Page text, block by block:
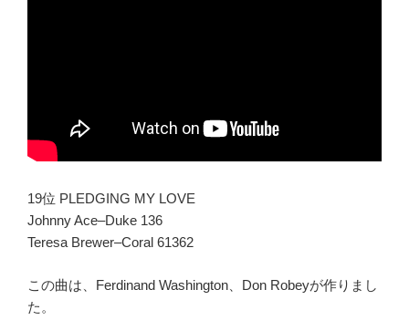
19位 PLEDGING MY LOVE
Johnny Ace–Duke 136
Teresa Brewer–Coral 61362
この曲は、Ferdinand Washington、Don Robeyが作りまし
た。